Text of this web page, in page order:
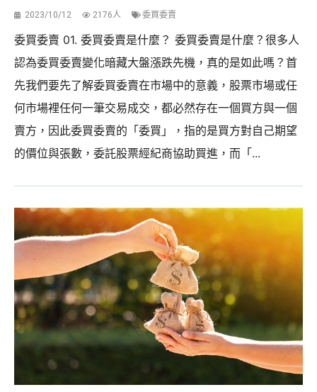
2023/10/12 2176人 委買委賣
委買委賣 01. 委買委賣是什麼？ 委買委賣是什麼？很多人
認為委買委賣變化暗藏大盤漲跌先機，真的是如此嗎？首
先我們要先了解委買委賣在市場中的意義，股票市場或任
何市場裡任何一筆交易成交，都必然存在一個買方與一個
賣方，因此委買委賣的「委買」，指的是買方對自己期望
的價位與張數，委託股票經紀商協助買進，而「...